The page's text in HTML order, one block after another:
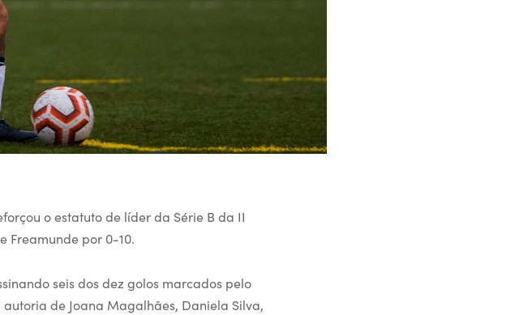
o estatuto de líder da Série B da II
Freamunde por 0-10.
seis dos dez golos marcados pelo
de Joana Magalhães, Daniela Silva,